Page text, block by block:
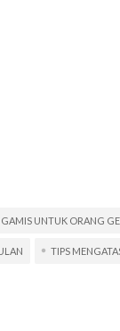
GAMIS UNTUK ORANG
TIPS